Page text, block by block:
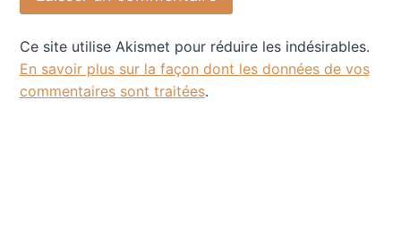
Ce site utilise Akismet pour réduire les indésirables.
En savoir plus sur la façon dont les données de vos
commentaires sont traitées.